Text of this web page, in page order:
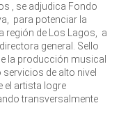
, se adjudica Fondo
para potenciar la
región de Los Lagos, a
general. Sello
la producción musical
de alto nivel
el artista logre
transversalmente